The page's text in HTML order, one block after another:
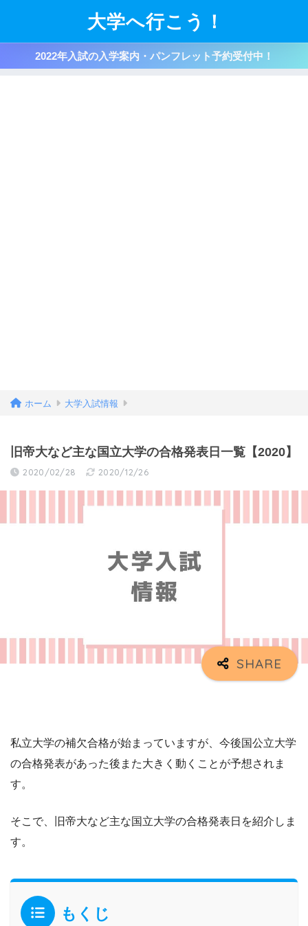
大学へ行こう！
2022年入試の入学案内・パンフレット予約受付中！
ホーム 大学入試情報
旧帝大など主な国立大学の合格発表日一覧【2020】
2020/02/28 2020/12/26
私立大学の補欠合格が始まっていますが、今後国公立大学
の合格発表があった後また大きく動くことが予想されま
す。
そこで、旧帝大など主な国立大学の合格発表日を紹介しま
す。
もくじ